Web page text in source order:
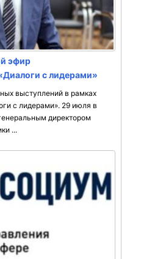
эфир
с лидерами»
выступлений в рамках
с лидерами». 29 июля в
директором
...